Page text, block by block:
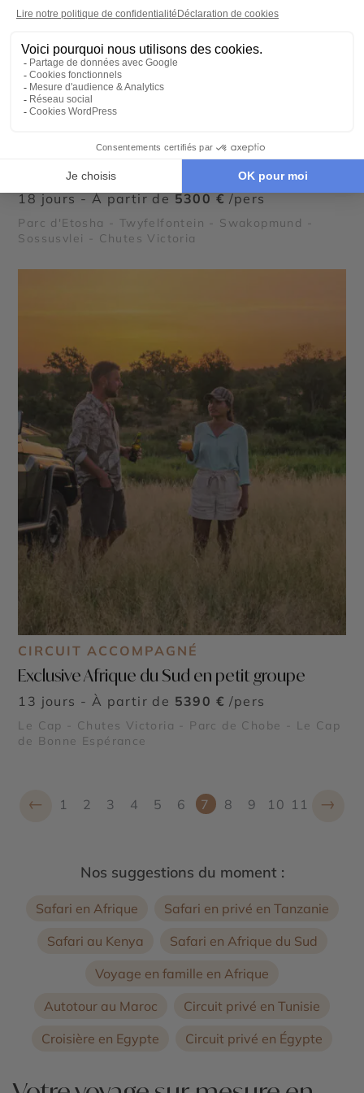
Road trip austral : Namibie, Botswana et
Chutes Victoria
18 jours - À partir de 5300 € /pers
Parc d'Etosha - Twyfelfontein - Swakopmund -
Sossusvlei - Chutes Victoria
CIRCUIT ACCOMPAGNÉ
Exclusive Afrique du Sud en petit groupe
13 jours - À partir de 5390 € /pers
Le Cap - Chutes Victoria - Parc de Chobe - Le Cap
de Bonne Espérance
← 1 2 3 4 5 6 7 8 9 10 11 →
Nos suggestions du moment :
Safari en Afrique
Safari en privé en Tanzanie
Safari au Kenya
Safari en Afrique du Sud
Voyage en famille en Afrique
Autotour au Maroc
Circuit privé en Tunisie
Croisière en Egypte
Circuit privé en Égypte